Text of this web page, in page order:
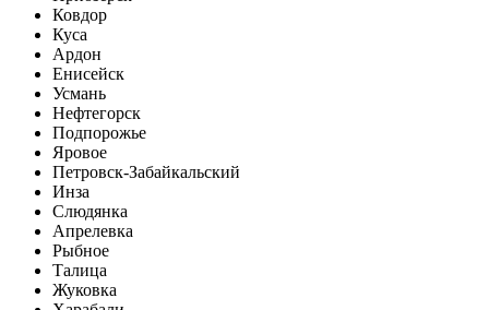
Ковдор
Куса
Ардон
Енисейск
Усмань
Нефтегорск
Подпорожье
Яровое
Петровск-Забайкальский
Инза
Слюдянка
Апрелевка
Рыбное
Талица
Жуковка